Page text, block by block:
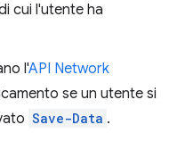
cui l'utente ha
l'API Network
se un utente si
Save-Data .